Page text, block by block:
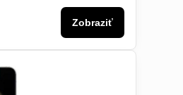
Zobraziť